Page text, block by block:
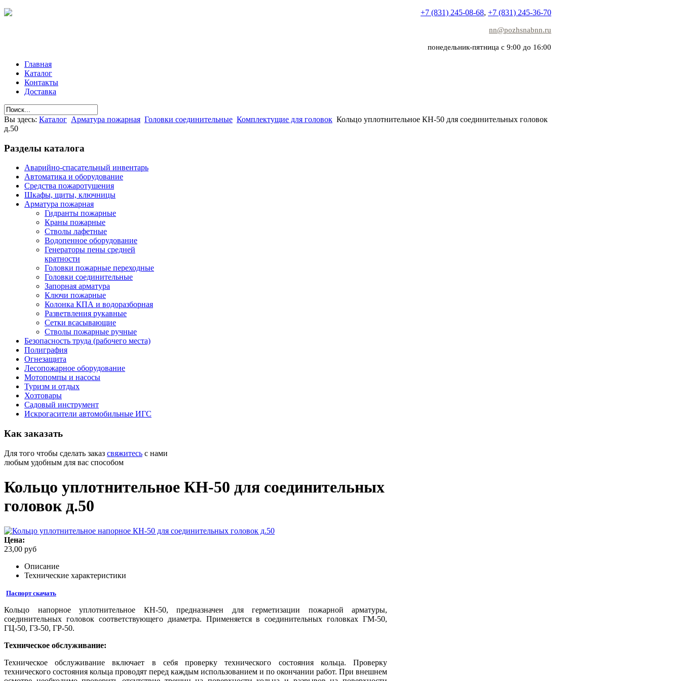
+7 (831) 245-08-68, +7 (831) 245-36-70
nn@pozhsnabnn.ru
понедельник-пятница с 9:00 до 16:00
Главная
Каталог
Контакты
Доставка
Вы здесь: Каталог Арматура пожарная Головки соединительные Комплектущие для головок Кольцо уплотнительное КН-50 для соединительных головок
д.50
Разделы каталога
Аварийно-спасательный инвентарь
Автоматика и оборудование
Средства пожаротушения
Шкафы, щиты, ключницы
Арматура пожарная
Гидранты пожарные
Краны пожарные
Стволы лафетные
Водопенное оборудование
Генераторы пены средней
кратности
Головки пожарные переходные
Головки соединительные
Запорная арматура
Ключи пожарные
Колонка КПА и водоразборная
Разветвления рукавные
Сетки всасывающие
Стволы пожарные ручные
Безопасность труда (рабочего места)
Полиграфия
Огнезащита
Лесопожарное оборудование
Мотопомпы и насосы
Туризм и отдых
Хозтовары
Садовый инструмент
Искрогасители автомобильные ИГС
Как заказать
Для того чтобы сделать заказ свяжитесь с нами
любым удобным для вас способом
Кольцо уплотнительное КН-50 для соединительных
головок д.50
Цена:
23,00 руб
Описание
Технические характеристики
Паспорт скачать
Кольцо напорное уплотнительное КН-50, предназначен для герметизации пожарной арматуры,
соединительных головок соответствующего диаметра. Применяется в соединительных головках ГМ-50,
ГЦ-50, ГЗ-50, ГР-50.
Техническое обслуживание:
Техническое обслуживание включает в себя проверку технического состояния кольца. Проверку
технического состояния кольца проводят перед каждым использованием и по окончании работ. При внешнем